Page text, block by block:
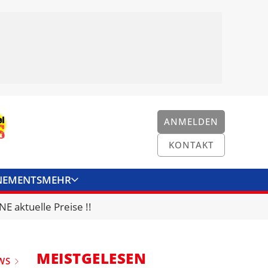
ANMELDEN
KONTAKT
MEHR
KONTAKT
aktuelle Preise !!
MEISTGELESEN